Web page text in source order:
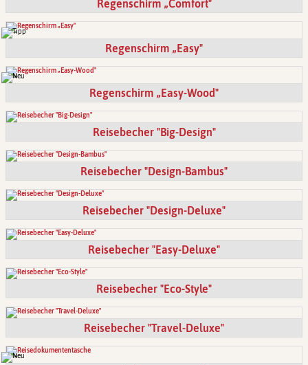
Regenschirm „Comfort"
Regenschirm „Easy"
Regenschirm „Easy-Wood"
Reisebecher "Big-Design"
Reisebecher "Design-Bambus"
Reisebecher "Design-Deluxe"
Reisebecher "Easy-Deluxe"
Reisebecher "Eco-Style"
Reisebecher "Travel-Deluxe"